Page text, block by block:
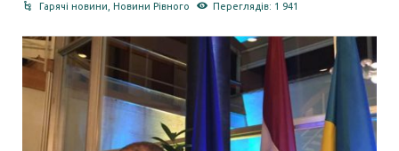
Гарячі новини, Новини Рівного Переглядів: 1 941